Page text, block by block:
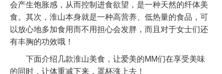
会产生饱胀感，从而控制进食欲望，是一种天然的纤体美
食。其次，淮山本身就是一种高营养、低热量的食品，可
以放心地多加食用而不用担心会发胖，而且对于女士们还
有丰胸的功效哦！
下面介绍几款淮山美食，让爱美的MM们在享受美味
的同时，让体重减下来，罩杯涨上去！